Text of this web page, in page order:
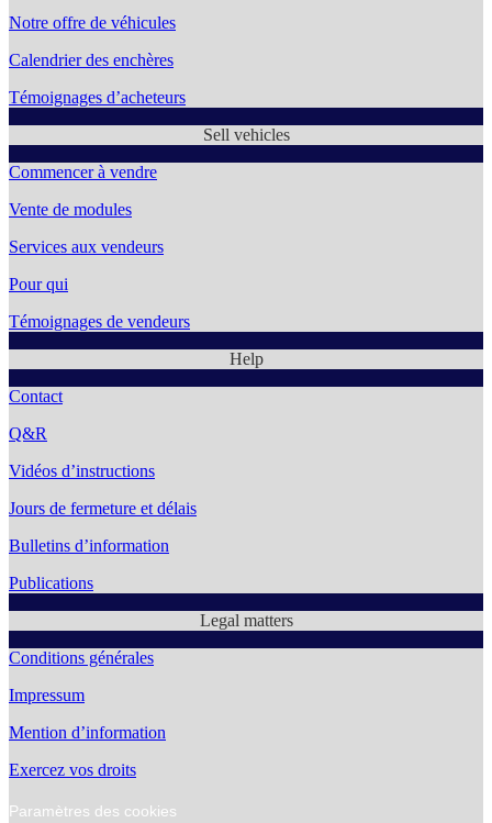
Notre offre de véhicules
Calendrier des enchères
Témoignages d’acheteurs
Sell vehicles
Commencer à vendre
Vente de modules
Services aux vendeurs
Pour qui
Témoignages de vendeurs
Help
Contact
Q&R
Vidéos d’instructions
Jours de fermeture et délais
Bulletins d’information
Publications
Legal matters
Conditions générales
Impressum
Mention d’information
Exercez vos droits
Paramètres des cookies